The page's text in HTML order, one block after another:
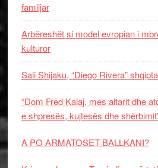
familjar
Arbëreshët si model evropian i
kulturor
Sali Shijaku, “Diego Rivera”
“Dom Fred Kalaj, mes altarit dhe
e shpresës, kujtesës dhe
A PO ARMATOSET BALLKANI?